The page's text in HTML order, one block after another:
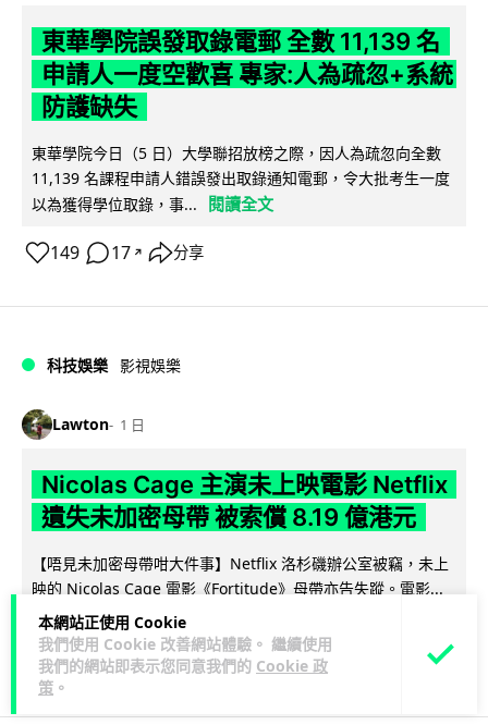
本網站正使用 Cookie
我們使用 Cookie 改善網站體驗。 繼續使用
我們的網站即表示您同意我們的 Cookie 政
策 。
東華學院誤發取錄電郵 全數 11,139 名
申請人一度空歡喜 專家:人為疏忽+系統
防護缺失
東華學院今日（5 日）大學聯招放榜之際，因人為疏忽向全數
11,139 名課程申請人錯誤發出取錄通知電郵，令大批考生一度
以為獲得學位取錄，事...
閱讀全文
149 17 ↗ 分享
科技娛樂 影視娛樂
Lawton 1 日
Nicolas Cage 主演未上映電影 Netflix
遺失未加密母帶 被索償 8.19 億港元
【唔見未加密母帶咁大件事】Netflix 洛杉磯辦公室被竊，未上
映的 Nicolas Cage 電影《Fortitude》母帶亦告失蹤。電影...
閱讀全文
184 10 ↗ 分享